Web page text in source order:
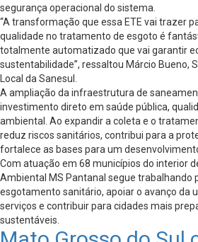
segurança operacional do sistema.
“A transformação que essa ETE vai trazer
qualidade no tratamento de esgoto é
totalmente automatizado que vai garantir
sustentabilidade”, ressaltou Márcio Bueno,
Local da Sanesul.
A ampliação da infraestrutura de
investimento direto em saúde pública,
ambiental. Ao expandir a coleta e o
reduz riscos sanitários, contribui para a
fortalece as bases para um
Com atuação em 68 municípios do interior
Ambiental MS Pantanal segue trabalhando
esgotamento sanitário, apoiar o avanço da
serviços e contribuir para cidades mais
sustentáveis.